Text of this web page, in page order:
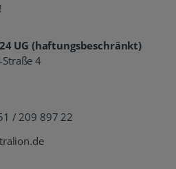
UG (haftungsbeschränkt)
4
/ 209 897 22